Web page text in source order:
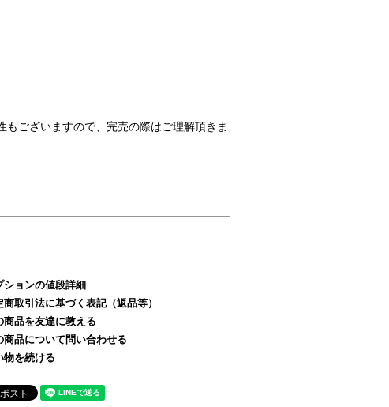
ございますので、完売の際はご理解頂きま
ションの値段詳細
商取引法に基づく表記（返品等）
商品を友達に教える
商品について問い合わせる
物を続ける